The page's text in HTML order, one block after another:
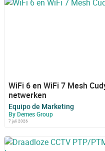
WiFi 6 en WiFi 7 Mesh
netwerken
Equipo de Marketing
By Demes Group
7 juli 2026